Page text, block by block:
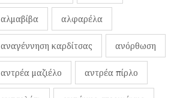
αλμαβίβα αλφαρέλα
αναγέννηση καρδίτσας ανόρθωση
αντρέα μαζιέλο αντρέα πίρλο